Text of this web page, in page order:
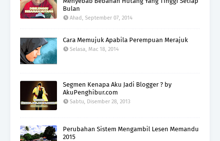
Bulan
Ahad, September 07, 2014
Cara Memujuk Apabila Perempuan Merajuk
Selasa, Mac 18, 2014
Segmen Kenapa Aku Jadi Blogger ? by
AkuPenghibur.com
Sabtu, Disember 28, 2013
Perubahan Sistem Mengambil Lesen Memandu
2015